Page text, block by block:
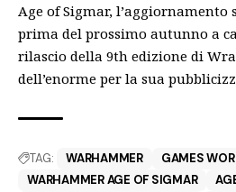
Age of Sigmar,
prima del prossimo autunno a
rilascio della 9th edizione di
dell’enorme per la sua
TAG: WARHAMMER
GAMES
WARHAMMER AGE OF SIGMAR